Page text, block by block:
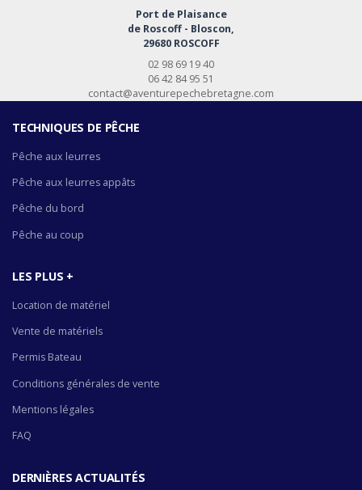
Port de Plaisance
de Roscoff - Bloscon,
29680 ROSCOFF
02 98 69 19 40
06 42 84 95 51
contact@aventurepechebretagne.com
TECHNIQUES DE PÊCHE
Pêche aux leurres
Pêche aux leurres appâts
Pêche du bord
Pêche au coup
LES PLUS +
Location de matériel
Vente de matériels
Permis Bateau
Conditions générales de vente
Mentions légales
FAQ
DERNIÈRES ACTUALITÉS